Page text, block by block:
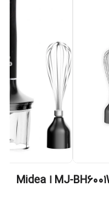
گوشتکوب برقی 3کاره میدیا مدل MJ-BH6001W ا Midea